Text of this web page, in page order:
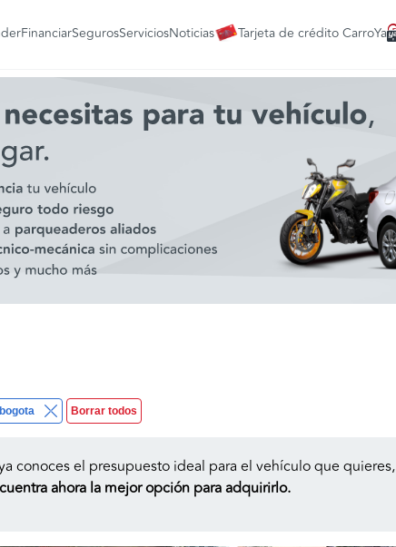
FinanciarSegurosServiciosNoticias Tarjeta de crédito CarroYa
bogota Borrar todos
conoces el presupuesto ideal para el vehículo que quieres,
ahora la mejor opción para adquirirlo.